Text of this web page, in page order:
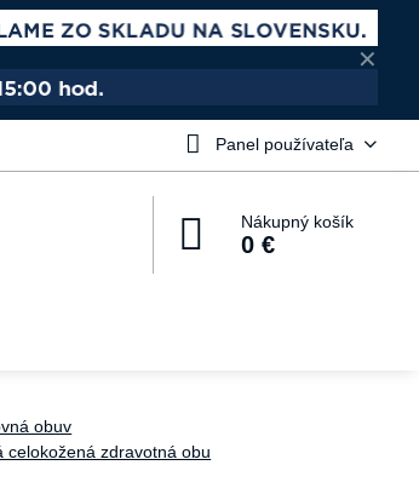
✕
Panel používateľa
Nákupný košík
0 €
obuv
celokožená zdravotná obu